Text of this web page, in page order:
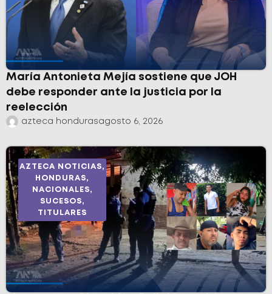
María Antonieta Mejía sostiene que JOH
debe responder ante la justicia por la
reelección
azteca hondurasagosto 6, 2026
AZTECA NOTICIAS,
HONDURAS,
NACIONALES,
SUCESOS,
TITULARES